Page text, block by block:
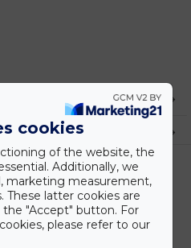
megadjuk a legjobb gyártói árakat.
cookies
of the website, the
Additionally, we
marketing measurement,
These latter cookies are
"Accept" button. For
please refer to our